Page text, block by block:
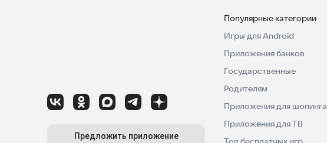
Предложить приложение
Популярные категории
Игры для Android
Приложения банков
Государственные
Родителям
Приложения для шопинга
Приложения для ТВ